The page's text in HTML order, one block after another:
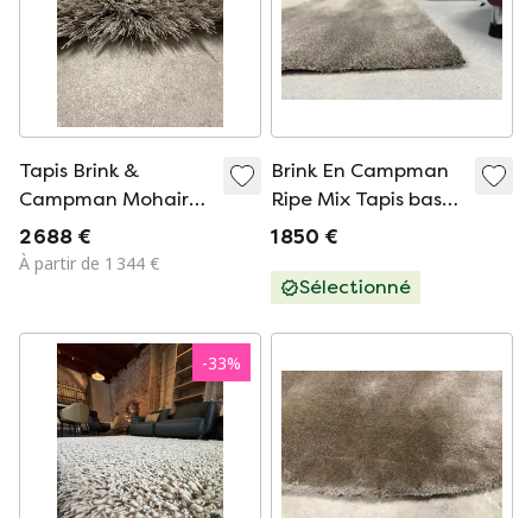
Tapis Brink &
Campman Mohair
Ripe High 14 Oval
200x345
2 688 €
À partir de 1 344 €
Brink En Campman
Ripe Mix Tapis bas
220X250
1 850 €
Sélectionné
-33%